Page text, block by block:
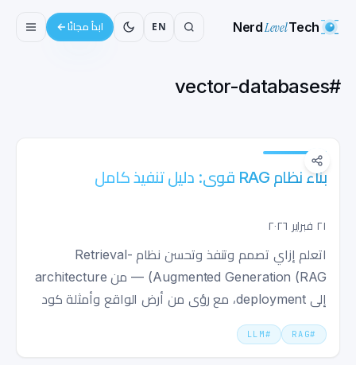
NerdLevelTech
EN ابدأ مجانًا
#
vector-databases
بناء نظام RAG قوي: دليل تنفيذ كامل
٢١ فبراير ٢٠٢٦
اتعلم إزاي تصمم وتنفذ وتحسن نظام Retrieval-
Augmented Generation (RAG) — من architecture
إلى deployment، مع رؤى من أرض الواقع وأمثلة كود
عملية.
#
RAG
#
LLM